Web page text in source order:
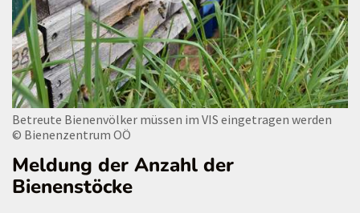
Betreute Bienenvölker müssen im VIS eingetragen werden
© Bienenzentrum OÖ
Meldung der Anzahl der
Bienenstöcke